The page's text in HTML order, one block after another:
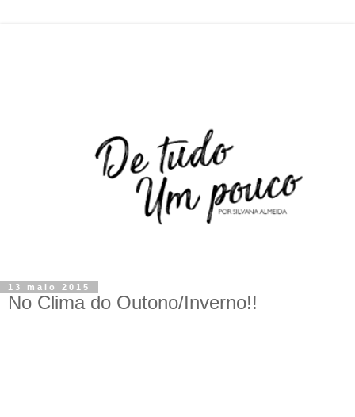
13 maio 2015
No Clima do Outono/Inverno!!